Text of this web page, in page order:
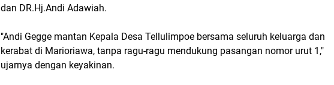
dan DR.Hj.Andi Adawiah.
"Andi Gegge mantan Kepala Desa Tellulimpoe bersama seluruh keluarga dan
kerabat di Marioriawa, tanpa ragu-ragu mendukung pasangan nomor urut 1,"
ujarnya dengan keyakinan.